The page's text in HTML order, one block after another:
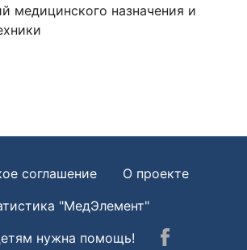
медицинского назначения и
соглашение
О проекте
"МедЭлемент"
нужна помощь!